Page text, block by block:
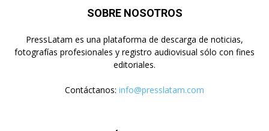
SOBRE NOSOTROS
PressLatam es una plataforma de descarga de noticias,
fotografías profesionales y registro audiovisual sólo con fines
editoriales.
Contáctanos: info@presslatam.com